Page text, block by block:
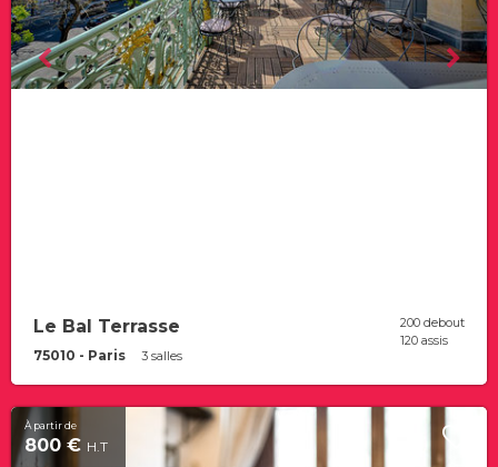
Le Bal Terrasse
75010 - Paris 3 salles
200 debout
120 assis
À partir de
800 € H.T